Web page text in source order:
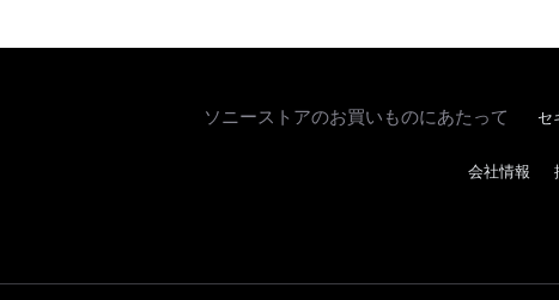
ソニーストアのお買いものにあたって セ
会社情報